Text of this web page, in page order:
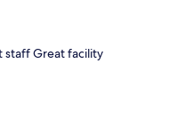
staff Great facility